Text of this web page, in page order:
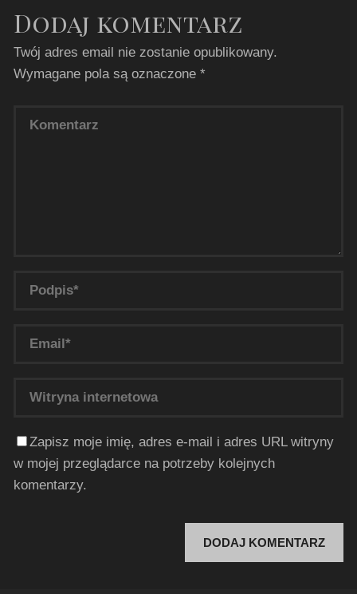
Dodaj komentarz
Twój adres email nie zostanie opublikowany.
Wymagane pola są oznaczone*
Zapisz moje imię, adres e-mail i adres URL witryny
w mojej przeglądarce na potrzeby kolejnych
komentarzy.